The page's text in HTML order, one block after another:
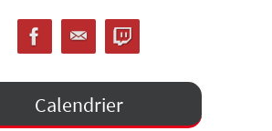
Calendrier